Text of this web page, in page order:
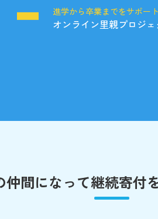
進学から卒業までをサポー
オンライン里親プロジェ
仲間になって継続寄付